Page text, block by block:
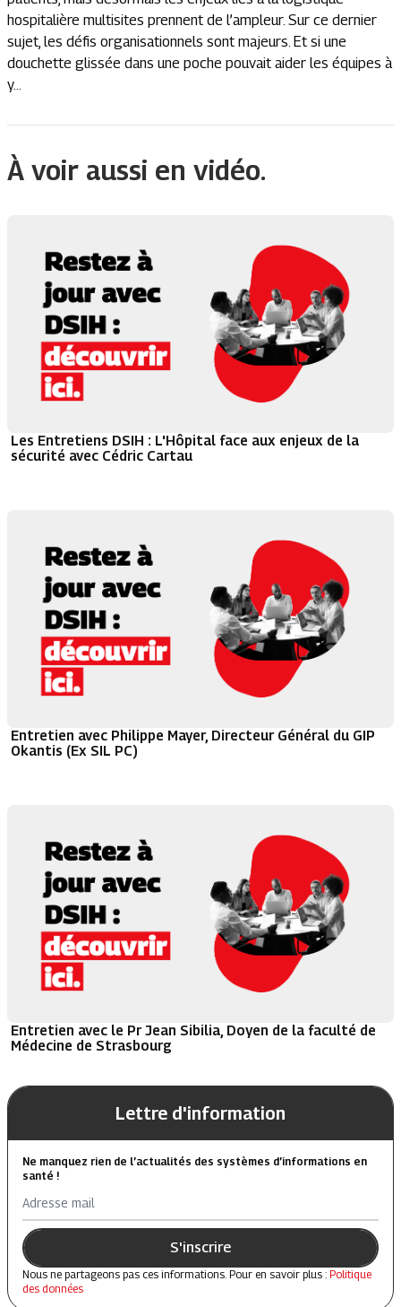
hospitalière multisites prennent de l’ampleur. Sur ce dernier
sujet, les défis organisationnels sont majeurs. Et si une
douchette glissée dans une poche pouvait aider les équipes à
y...
À voir aussi en vidéo.
Les Entretiens DSIH : L'Hôpital face aux enjeux de la
sécurité avec Cédric Cartau
Entretien avec Philippe Mayer, Directeur Général du GIP
Okantis (Ex SIL PC)
Entretien avec le Pr Jean Sibilia, Doyen de la faculté de
Médecine de Strasbourg
Lettre d'information
Ne manquez rien de l’actualités des systèmes d’informations en
santé !
Adresse mail
S'inscrire
Nous ne partageons pas ces informations. Pour en savoir plus : Politique
des données